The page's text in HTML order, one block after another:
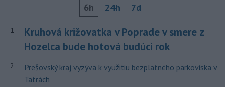
6h 24h 7d
1
Kruhová križovatka v Poprade v smere z
Hozelca bude hotová budúci rok
2
Prešovský kraj vyzýva k využitiu bezplatného parkoviska v
Tatrách